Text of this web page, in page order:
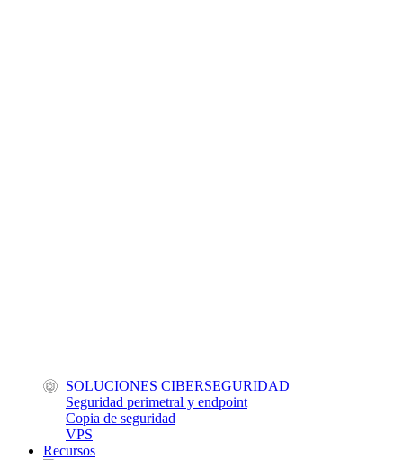
SOLUCIONES CIBERSEGURIDAD
Seguridad perimetral y endpoint
Copia de seguridad
VPS
Recursos